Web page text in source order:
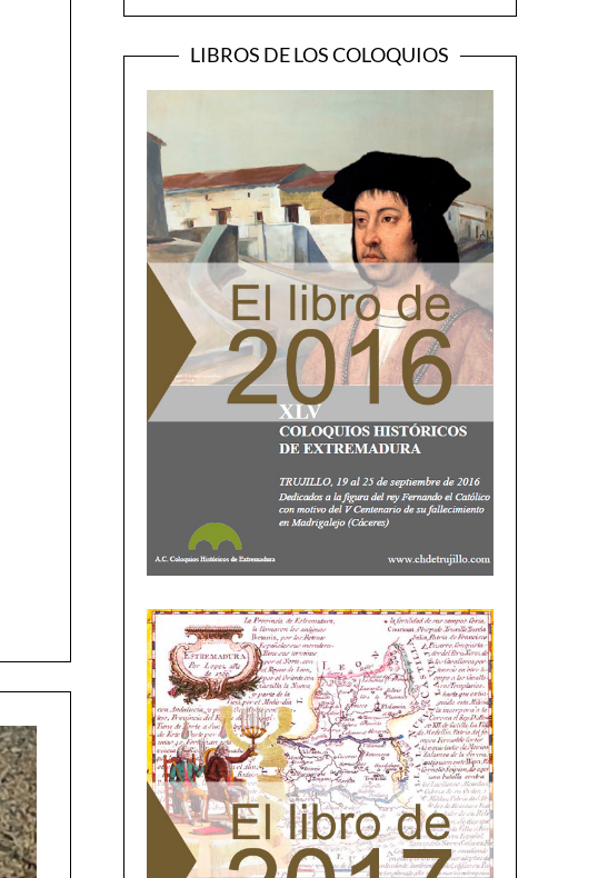
LIBROS DE LOS COLOQUIOS